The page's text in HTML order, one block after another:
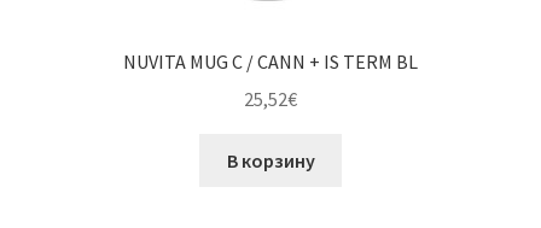
NUVITA MUG C / CANN + IS TERM BL
25,52€
В корзину